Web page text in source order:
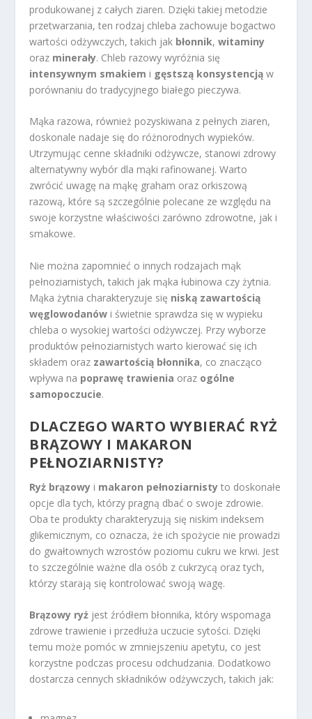
produkowanej z całych ziaren. Dzięki takiej metodzie
przetwarzania, ten rodzaj chleba zachowuje bogactwo
wartości odżywczych, takich jak błonnik,witaminy
oraz minerały. Chleb razowy wyróżnia się
intensywnym smakiem i gęstszą konsystencją w
porównaniu do tradycyjnego białego pieczywa.
Mąka razowa, również pozyskiwana z pełnych ziaren,
doskonale nadaje się do różnorodnych wypieków.
Utrzymując cenne składniki odżywcze, stanowi zdrowy
alternatywny wybór dla mąki rafinowanej. Warto
zwrócić uwagę na mąkę graham oraz orkiszową
razową, które są szczególnie polecane ze względu na
swoje korzystne właściwości zarówno zdrowotne, jak i
smakowe.
Nie można zapomnieć o innych rodzajach mąk
pełnoziarnistych, takich jak mąka łubinowa czy żytnia.
Mąka żytnia charakteryzuje się niską zawartością
węglowodanów i świetnie sprawdza się w wypieku
chleba o wysokiej wartości odżywczej. Przy wyborze
produktów pełnoziarnistych warto kierować się ich
składem oraz zawartością błonnika, co znacząco
wpływa na poprawę trawienia oraz ogólne
samopoczucie.
DLACZEGO WARTO WYBIERAĆ RYŻ
BRĄZOWY I MAKARON
PEŁNOZIARNISTY?
Ryż brązowy i makaron pełnoziarnisty to doskonałe
opcje dla tych, którzy pragną dbać o swoje zdrowie.
Oba te produkty charakteryzują się niskim indeksem
glikemicznym, co oznacza, że ich spożycie nie prowadzi
do gwałtownych wzrostów poziomu cukru we krwi. Jest
to szczególnie ważne dla osób z cukrzycą oraz tych,
którzy starają się kontrolować swoją wagę.
Brązowy ryż jest źródłem błonnika, który wspomaga
zdrowe trawienie i przedłuża uczucie sytości. Dzięki
temu może pomóc w zmniejszeniu apetytu, co jest
korzystne podczas procesu odchudzania. Dodatkowo
dostarcza cennych składników odżywczych, takich jak: